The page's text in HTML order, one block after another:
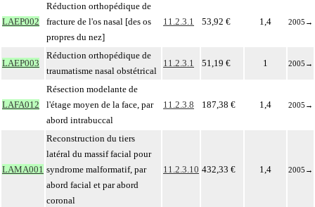
LAEP002
Réduction orthopédique de
fracture de l'os nasal [des os
propres du nez]
11.2.3.1 53,92 € 1,4 2005 →
LAEP003
Réduction orthopédique de
traumatisme nasal obstétrical
11.2.3.1 51,19 € 1 2005 →
LAFA012
Résection modelante de
l'étage moyen de la face, par
abord intrabuccal
11.2.3.8 187,38 € 1,4 2005 →
LAMA001
Reconstruction du tiers
latéral du massif facial pour
syndrome malformatif, par
abord facial et par abord
coronal
11.2.3.10 432,33 € 1,4 2005 →